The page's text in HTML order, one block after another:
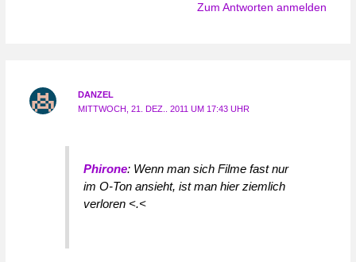
Zum Antworten anmelden
DANZEL
MITTWOCH, 21. DEZ.. 2011 UM 17:43 UHR
Phirone: Wenn man sich Filme fast nur
im O-Ton ansieht, ist man hier ziemlich
verloren <.<